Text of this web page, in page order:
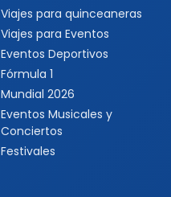
Viajes para quinceaneras
Viajes para Eventos
Eventos Deportivos
Fórmula 1
Mundial 2026
Eventos Musicales y
Conciertos
Festivales